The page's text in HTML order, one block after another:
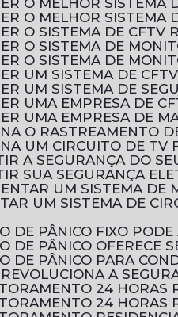
O MELHOR
O MELHOR
O SISTEMA DE
O SISTEMA DE
O SISTEMA DE
UM SISTEMA DE
UM SISTEMA DE
UMA EMPRESA DE
UMA EMPRESA DE
O RASTREAMENTO
UM CIRCUITO DE TV
A SEGURANÇA DO
SUA SEGURANÇA
UM SISTEMA
DE PÂNICO FIXO
DE PÂNICO OFERECE
DE PÂNICO PARA
REVOLUCIONA A
24
24